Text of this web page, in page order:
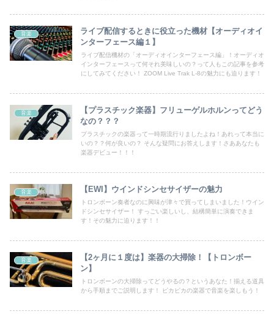
音楽
ライブ配信するときに役立った機材【オーディオイ
ンターフェース編１】
ライブ配信機材の「オーディオインターフェース編」！オーディオ
インターフェースって何それ美味しいの？って人もこの記事を参考
にしてみてください！ ZOOM Live Trak L-8の魅力にも迫ります！
音楽
【プラスチック楽器】フリューゲルホルンってどう
なの？？？
プラスチックの楽器って一時期流行りましたよね！あれって本当に
いの？？何が良いの？ そんな疑問にお答えします！さああなたも
楽器デビュー！！！
音楽 【EWI】ウインドシンセサイザーの魅力
トロンボーン奏者なのに興味が津々で買ってしまいました！ウイン
ドシンセサイザー！ すっごい楽しいし、結構簡単に演奏できま
す！その魅力に迫ります！！
音楽
【2ヶ月に１度は】楽器の大掃除！【トロンボー
ン】
トロンボーンの大掃除ってどうやるの？というあなた！揃える道具
から手順までご説明します！ ピカピカの楽器で音楽を楽しもう！